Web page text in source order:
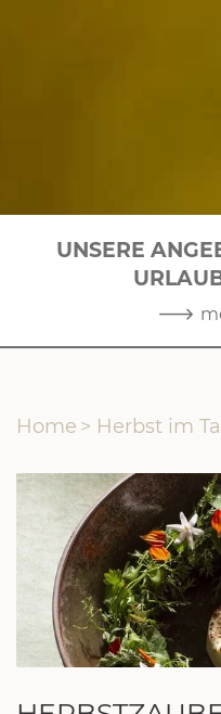
UNSERE
Home > Herbst im